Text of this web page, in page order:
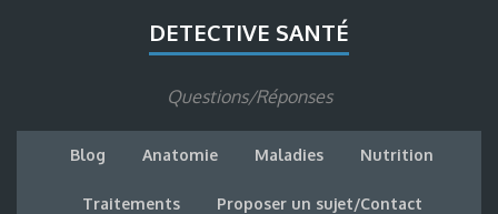
DETECTIVE SANTÉ
Questions/Réponses
Blog Anatomie Maladies Nutrition
Traitements Proposer un sujet/Contact